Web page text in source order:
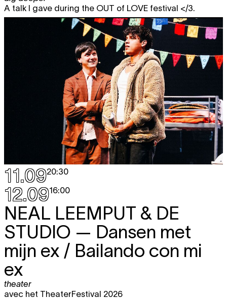
A talk I gave during the OUT of LOVE festival </3.
11.0920:30
12.0916:00
NEAL LEEMPUT & DE
STUDIO — Dansen met
mijn ex / Bailando con mi
ex
theater
avec het TheaterFestival 2026